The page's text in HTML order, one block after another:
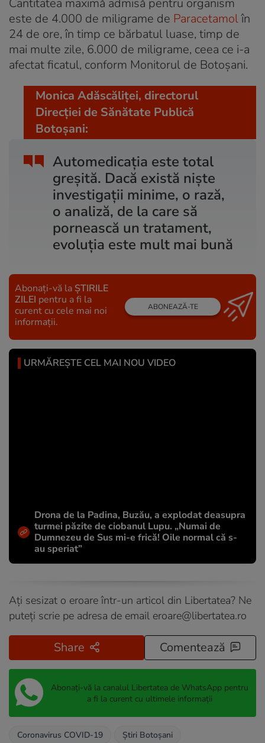
este de 4.000 de miligrame de Paracetamolîn
24 de ore, în timp ce bărbatul luase, timp de
mai multe zile, 6.000 de miligrame, ceea ce i-a
afectat ficatul, conform Monitorul de Botoșani.
Automedicaţia este total
greşită. Dacă există nişte
investigaţii minime, o rază,
o analiză, de la care să
pornească un tratament,
evoluţia este mult mai bună
Monica Adăscăliţei, directorul
Direcţiei de Sănătate Publică
Botoşani:
Abonați-vă la ȘTIRILE
ZILEI pentru a fi la
curent cu cele mai noi
informații.
ABONEAZĂ-TE
URMĂREȘTE CEL MAI NOU VIDEO
Drona de la Padina, Buzău, a explodat deasupra
turmei păzite de ciobanul Lupu. „Numai de
Dumnezeu de Sus mi-e frică! Oile normal că s-
au speriat”
Ați sesizat o eroare într-un articol din Libertatea? Ne
puteți scrie pe adresa de email eroare@libertatea.ro
Share Comentează
Abonați-vă la canalul Libertatea de WhatsApp pentru
a fi la curent cu ultimele informații
Coronavirus COVID-19 Știri Botoșani